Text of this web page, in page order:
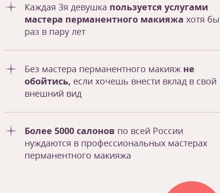
Каждая 3я девушка пользуется услугами
мастера перманентного макияжа хотя бы
раз в пару лет
Без мастера перманентного макияж не
обойтись, если хочешь внести вклад в свой
внешний вид
Более 5000 салонов по всей России
нуждаются в профессиональных мастерах
перманентного макияжа